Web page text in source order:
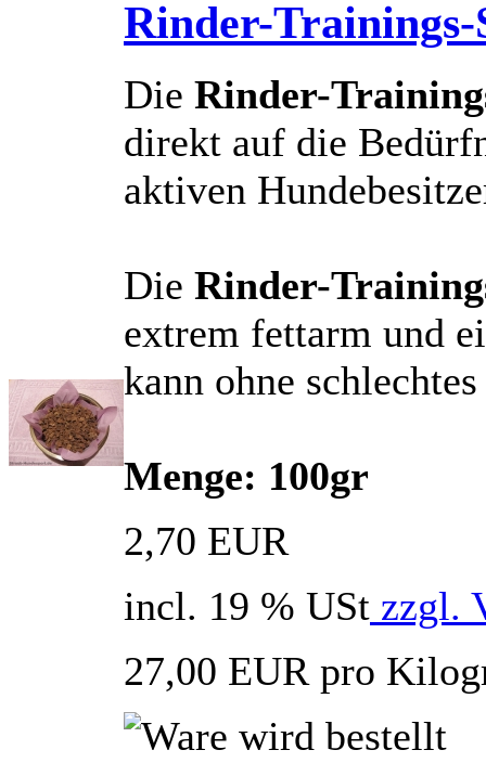
Rinder-Trainings-
Die Rinder-
direkt auf die
aktiven
Die Rinder-
extrem fettarm und
kann ohne
Menge: 100gr
2,70 EUR
incl. 19 % USt zzgl.
27,00 EUR pro